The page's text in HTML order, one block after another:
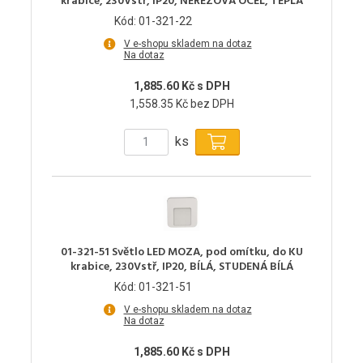
Kód: 01-321-22
V e-shopu skladem na dotaz
Na dotaz
1,885.60 Kč s DPH
1,558.35 Kč bez DPH
ks
01-321-51 Světlo LED MOZA, pod omítku, do KU
krabice, 230Vstř, IP20, BÍLÁ, STUDENÁ BÍLÁ
Kód: 01-321-51
V e-shopu skladem na dotaz
Na dotaz
1,885.60 Kč s DPH